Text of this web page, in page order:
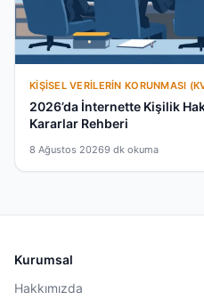
KIŞISEL VERILERIN KORUNMASI
2026’da İnternette Kişilik
Kararlar Rehberi
8 Ağustos 20269 dk okuma
Kurumsal
Hakkımızda